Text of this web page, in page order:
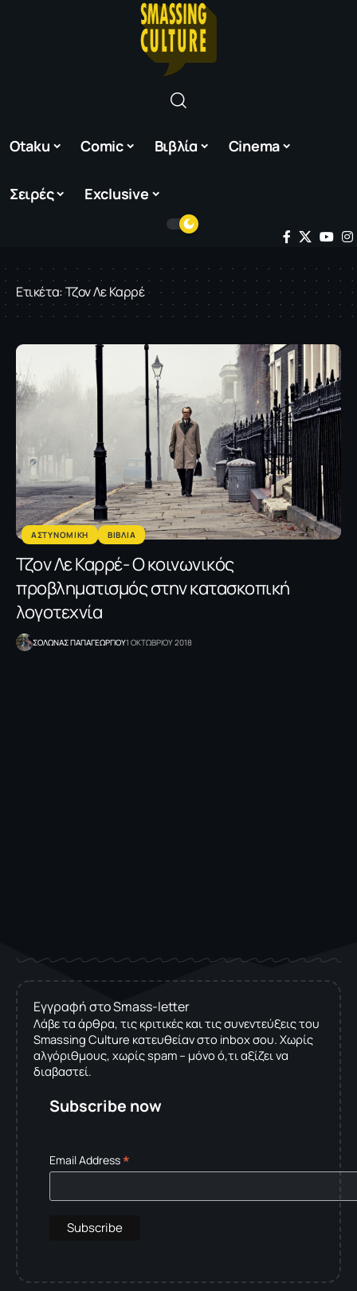
Otaku Comic Βιβλία Cinema
Σειρές Exclusive
Ετικέτα:Τζον Λε Καρρέ
ΑΣΤΥΝΟΜΙΚΗ ΒΙΒΛΙΑ
Τζον Λε Καρρέ- Ο κοινωνικός
προβληματισμός στην κατασκοπική
λογοτεχνία
ΣΟΛΩΝΑΣ ΠΑΠΑΓΕΩΡΓΙΟΥ1 ΟΚΤΩΒΡΙΟΥ 2018
Εγγραφή στο Smass-letter
Λάβε τα άρθρα, τις κριτικές και τις συνεντεύξεις του
Smassing Culture κατευθείαν στο inbox σου. Χωρίς
αλγόριθμους, χωρίς spam – μόνο ό,τι αξίζει να
διαβαστεί.
Subscribe now
Email Address*